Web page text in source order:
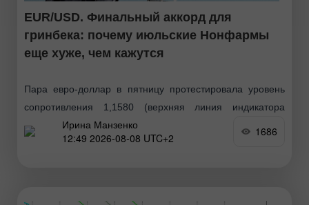
EUR/USD. Финальный аккорд для
гринбека: почему июльские Нонфармы
еще хуже, чем кажутся
Пара евро-доллар в пятницу протестировала уровень
сопротивления 1,1580 (верхняя линия индикатора
Bollinger Bands на таймфрейме D1), попутно обновив
двухмесячный ценовой максимум. И хотя покупатели
Ирина Манзенко
12:49 2026-08-08 UTC+2
1686